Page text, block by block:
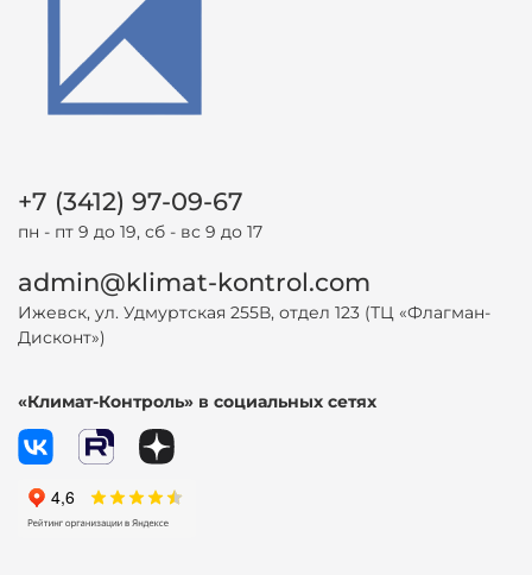
+7 (3412) 97-09-67
пн - пт 9 до 19, сб - вс 9 до 17
admin@klimat-kontrol.com
Ижевск, ул. Удмуртская 255В, отдел 123 (ТЦ «Флагман-
Дисконт»)
«Климат-Контроль» в социальных сетях